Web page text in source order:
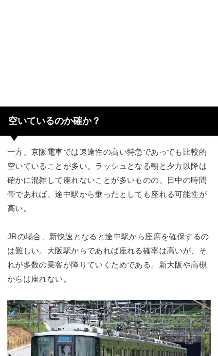
空いているのか確か？
一方、京阪電車では速達性の高い特急であっても比較的
空いていることが多い。ラッシュとなる朝と夕方以降は
確かに混雑して座れないことが多いものの、日中の時間
帯であれば、途中駅から乗ったとしても座れる可能性が
高い。
JRの場合、新快速となると途中駅から座席を確保するの
は難しい。大阪駅からであれば座れる確率は高いが、そ
れが多数の乗客が降りていくためである。新大阪や高槻
からは座れない。